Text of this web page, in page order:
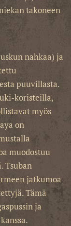
takoneen
nahkaa) ja
puuvillasta.
koristeilla,
myös
on
muodostuu
Tsuban
jatkumoa
Tämä
ja